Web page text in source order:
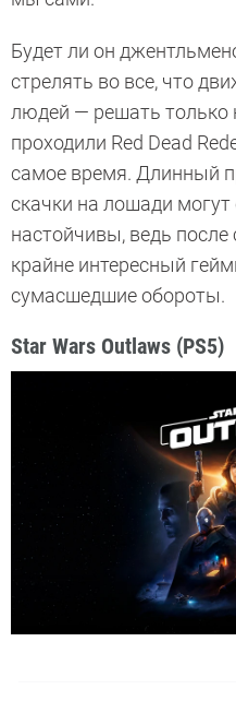
Будет ли он
стрелять во все, что
людей — решать только
проходили Red Dead
самое время. Длинный
скачки на лошади могут
настойчивы, ведь
крайне интересный
сумасшедшие обороты.
Star Wars Outlaws (PS5)